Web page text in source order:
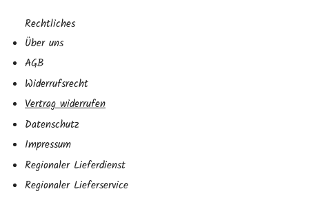
Rechtliches
Über uns
AGB
Widerrufsrecht
Vertrag widerrufen
Datenschutz
Impressum
Regionaler Lieferdienst
Regionaler Lieferservice